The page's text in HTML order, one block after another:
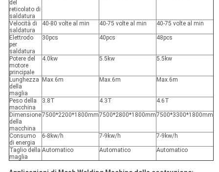
del
reticolato di
saldatura
Velocità di
saldatura
40-80 volte al min 40-75 volte al min 40-75 volte al min
Elettrodo
per
saldatura
30pcs 40pcs 48pcs
Potere del
motore
principale
4.0kw 5.5kw 5.5kw
Lunghezza
della
maglia
Max.6m Max.6m Max.6m
Peso della
macchina
3.8T 4.3T 4.6T
Dimensione
della
macchina
7500*2200*1800mm7500*2800*1800mm7500*3300*1800mm
Consumo
di energia
6-8kw/h 7-9kw/h 7-9kw/h
Taglio della
maglia
Automatico Automatico Automatico